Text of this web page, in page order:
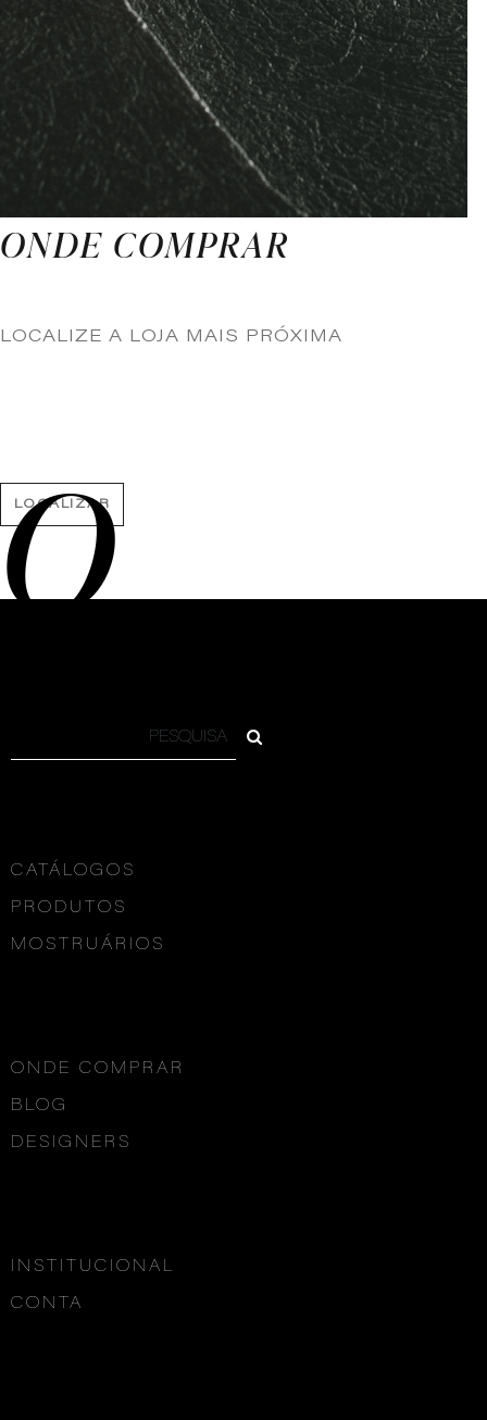
ONDE COMPRAR
LOCALIZE A LOJA MAIS PRÓXIMA
LOCALIZAR
O
CATÁLOGOS
PRODUTOS
MOSTRUÁRIOS
ONDE COMPRAR
BLOG
DESIGNERS
INSTITUCIONAL
CONTA